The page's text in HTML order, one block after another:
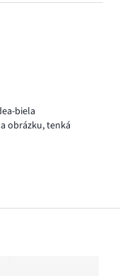
biela
obrázku, tenká